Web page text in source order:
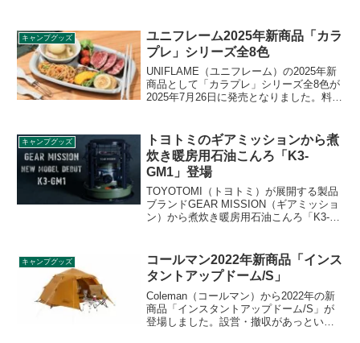
詳細をレビューします。
キャンプグッズ
ユニフレーム2025年新商品「カラ
プレ」シリーズ全8色
UNIFLAME（ユニフレーム）の2025年新
商品として「カラプレ」シリーズ全8色が
2025年7月26日に発売となりました。料理
楽しめます。詳細をレビューします。
キャンプグッズ
トヨトミのギアミッションから煮
炊き暖房用石油こんろ「K3-
GM1」登場
TOYOTOMI（トヨトミ）が展開する製品
ブランドGEAR MISSION（ギアミッショ
ン）から煮炊き暖房用石油こんろ「K3-
のない火力と機能性を実現したストーブ
のように使えるこんろです。詳細をレビ
ューします。
キャンプグッズ
コールマン2022年新商品「インス
タントアップドーム/S」
Coleman（コールマン）から2022年の新
商品「インスタントアップドーム/S」が
登場しました。設営・撤収があっという